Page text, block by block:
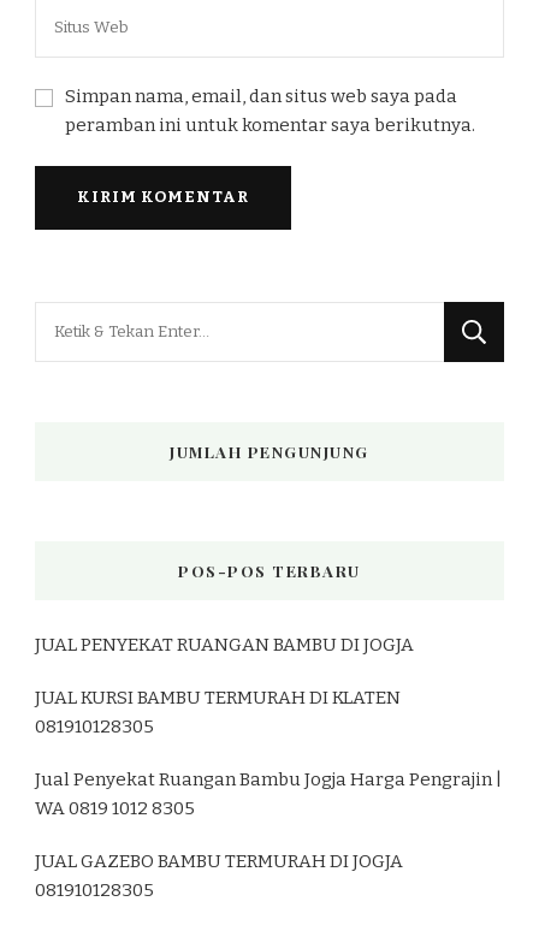
Simpan nama, email, dan situs web saya pada
peramban ini untuk komentar saya berikutnya.
JUMLAH PENGUNJUNG
POS-POS TERBARU
JUAL PENYEKAT RUANGAN BAMBU DI JOGJA
JUAL KURSI BAMBU TERMURAH DI KLATEN
081910128305
Jual Penyekat Ruangan Bambu Jogja Harga Pengrajin |
WA 0819 1012 8305
JUAL GAZEBO BAMBU TERMURAH DI JOGJA
081910128305